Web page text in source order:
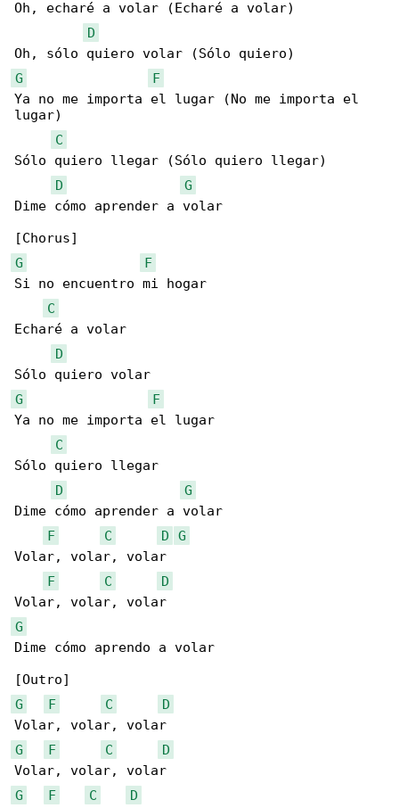
Oh, echaré a volar (Echaré a volar)
D
G
F
Ya no me importa el lugar (No me importa el
lugar)
C
Sólo quiero llegar (Sólo quiero llegar)
D
G
Dime cómo aprender a volar
G
F
Si no encuentro mi hogar
C
Echaré a volar
D
G
F
Ya no me importa el lugar
C
Sólo quiero llegar
D
G
Dime cómo aprender a volar
F
C D
G
Volar, volar, volar
F
C
D
G
Dime cómo aprendo a volar
G
F C
D
G
F C
D
G
F C
D